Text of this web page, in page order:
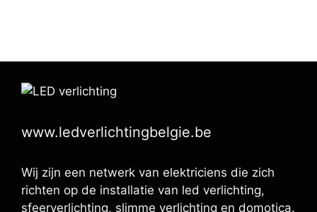
www.ledverlichtingbelgie.be
Wij zijn een netwerk van elektriciens die zich
richten op de installatie van led verlichting,
sfeerverlichting, slimme verlichting en domotica.